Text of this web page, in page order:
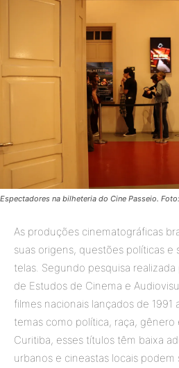
Espectadores na bilheteria do Cine Passeio.
As produções cinematográficas
suas origens, questões políticas e
telas. Segundo pesquisa
de Estudos de Cinema e
filmes nacionais lançados de 1991
temas como política, raça, gênero
Curitiba, esses títulos têm baixa
urbanos e cineastas locais podem